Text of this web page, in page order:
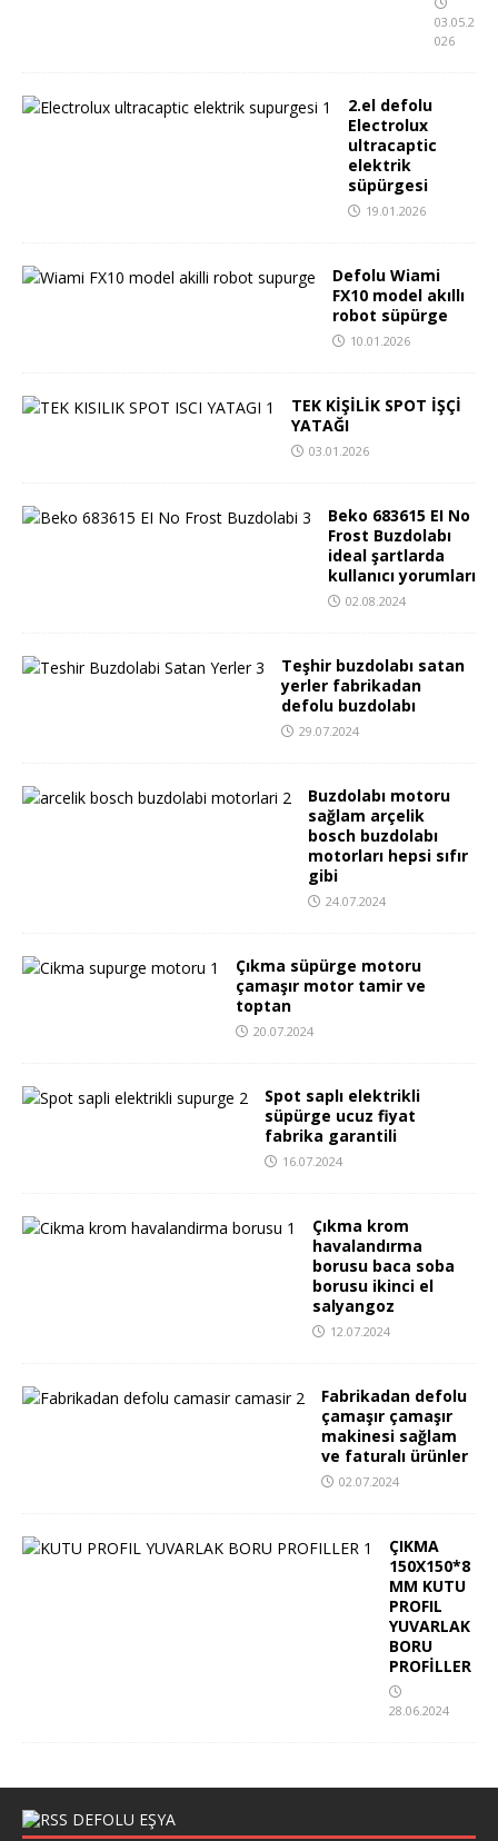
03.05.2
026
2.el defolu
Electrolux
ultracaptic
elektrik
süpürgesi
19.01.2026
Defolu Wiami
FX10 model akıllı
robot süpürge
10.01.2026
TEK KİŞİLİK SPOT İŞÇİ
YATAĞI
03.01.2026
Beko 683615 EI No
Frost Buzdolabı
ideal şartlarda
kullanıcı yorumları
02.08.2024
Teşhir buzdolabı satan
yerler fabrikadan
defolu buzdolabı
29.07.2024
Buzdolabı motoru
sağlam arçelik
bosch buzdolabı
motorları hepsi sıfır
gibi
24.07.2024
Çıkma süpürge motoru
çamaşır motor tamir ve
toptan
20.07.2024
Spot saplı elektrikli
süpürge ucuz fiyat
fabrika garantili
16.07.2024
Çıkma krom
havalandırma
borusu baca soba
borusu ikinci el
salyangoz
12.07.2024
Fabrikadan defolu
çamaşır çamaşır
makinesi sağlam
ve faturalı ürünler
02.07.2024
ÇIKMA
150X150*8
MM KUTU
PROFIL
YUVARLAK
BORU
PROFİLLER
28.06.2024
DEFOLU EŞYA